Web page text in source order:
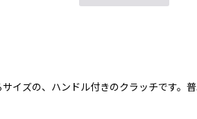
イズの、ハンドル付きのクラッチです